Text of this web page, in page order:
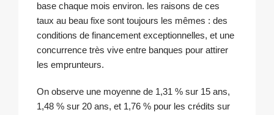
base chaque mois environ. les raisons de ces
taux au beau fixe sont toujours les mêmes : des
conditions de financement exceptionnelles, et une
concurrence très vive entre banques pour attirer
les emprunteurs.
On observe une moyenne de 1,31 % sur 15 ans,
1,48 % sur 20 ans, et 1,76 % pour les crédits sur